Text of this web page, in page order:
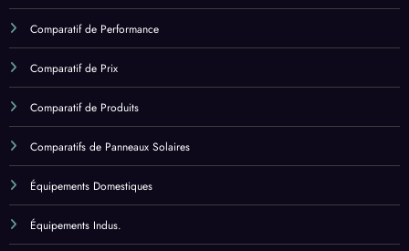
Comparatif de Performance
Comparatif de Prix
Comparatif de Produits
Comparatifs de Panneaux Solaires
Équipements Domestiques
Équipements Indus.